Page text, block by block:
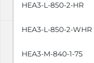
HEA3-L-850-2-HR
HEA3-L-850-2-WHR
HEA3-M-840-1-75